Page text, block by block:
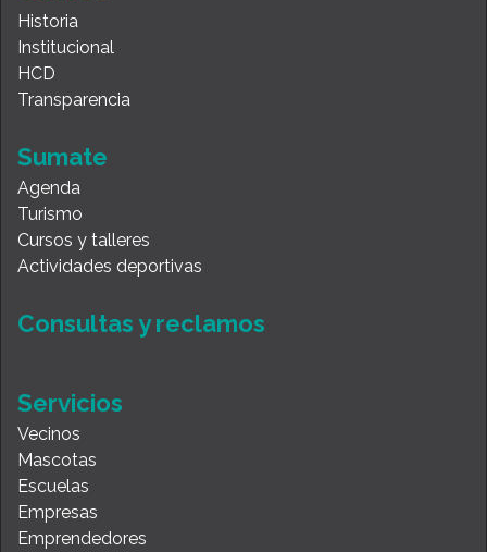
Historia
Institucional
HCD
Transparencia
Sumate
Agenda
Turismo
Cursos y talleres
Actividades deportivas
Consultas y reclamos
Servicios
Vecinos
Mascotas
Escuelas
Empresas
Emprendedores